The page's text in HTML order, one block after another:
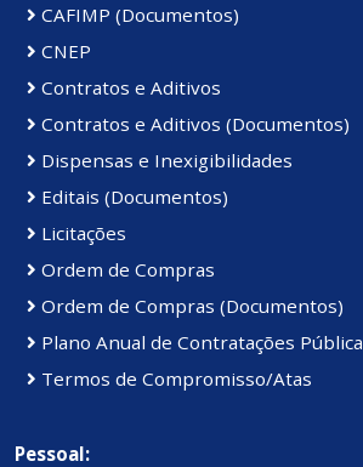
CAFIMP (Documentos)
CNEP
Contratos e Aditivos
Contratos e Aditivos (Documentos)
Dispensas e Inexigibilidades
Editais (Documentos)
Licitações
Ordem de Compras
Ordem de Compras (Documentos)
Plano Anual de Contratações
Termos de Compromisso/Atas
Pessoal: